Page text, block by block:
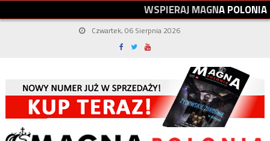
WSPIERAJMAGNAPOLONIA
Czwartek, 06 Sierpnia 2026